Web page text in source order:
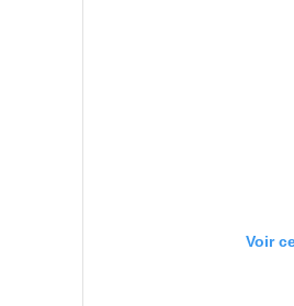
Voir